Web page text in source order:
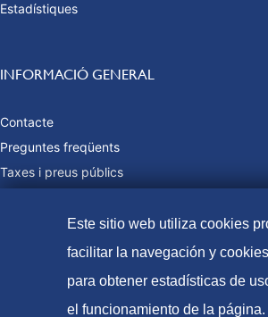
Estadístiques
INFORMACIÓ GENERAL
Contacte
Preguntes freqüents
Taxes i preus públics
© Oficina Espanyola de Patents i
Este sitio web utiliza cookies
facilitar la navegación y
para obtener estadísticas de
el funcionamiento de la página.